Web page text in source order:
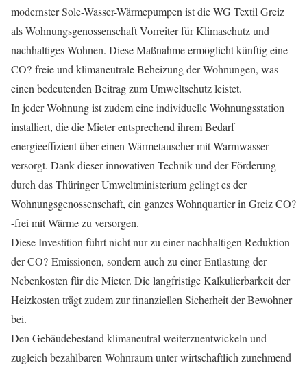
modernster Sole-Wasser-Wärmepumpen ist die WG Textil Greiz
als Wohnungsgenossenschaft Vorreiter für Klimaschutz und
nachhaltiges Wohnen. Diese Maßnahme ermöglicht künftig eine
CO?-freie und klimaneutrale Beheizung der Wohnungen, was
einen bedeutenden Beitrag zum Umweltschutz leistet.
In jeder Wohnung ist zudem eine individuelle Wohnungsstation
installiert, die die Mieter entsprechend ihrem Bedarf
energieeffizient über einen Wärmetauscher mit Warmwasser
versorgt. Dank dieser innovativen Technik und der Förderung
durch das Thüringer Umweltministerium gelingt es der
Wohnungsgenossenschaft, ein ganzes Wohnquartier in Greiz CO?
-frei mit Wärme zu versorgen.
Diese Investition führt nicht nur zu einer nachhaltigen Reduktion
der CO?-Emissionen, sondern auch zu einer Entlastung der
Nebenkosten für die Mieter. Die langfristige Kalkulierbarkeit der
Heizkosten trägt zudem zur finanziellen Sicherheit der Bewohner
bei.
Den Gebäudebestand klimaneutral weiterzuentwickeln und
zugleich bezahlbaren Wohnraum unter wirtschaftlich zunehmend